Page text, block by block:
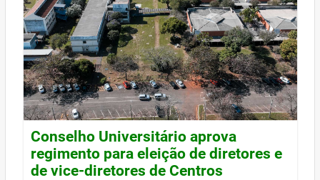
Conselho Universitário aprova
regimento para eleição de diretores e
de vice-diretores de Centros